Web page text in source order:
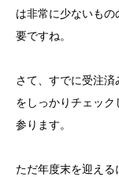
は非常に少ないも
要ですね。
さて、すでに受注
をしっかりチェッ
参ります。
ただ年度末を迎え